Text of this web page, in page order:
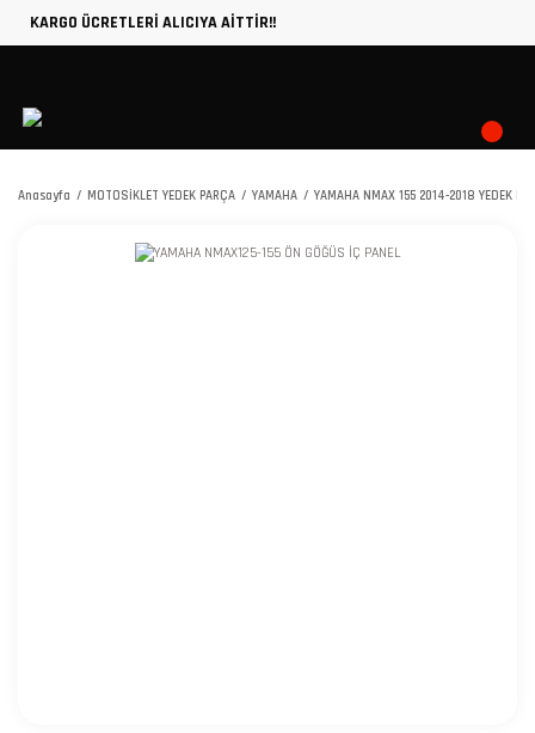
KARGO ÜCRETLERİ ALICIYA AİTTİR!!
Anasayfa MOTOSİKLET YEDEK PARÇA YAMAHA YAMAHA NMAX 155 2014-2018 YEDEK